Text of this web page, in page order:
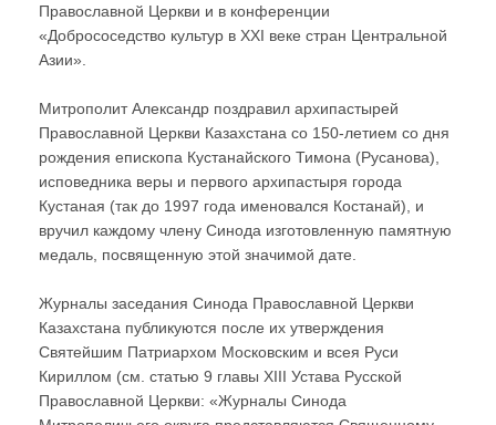
Православной Церкви и в конференции
«Добрососедство культур в XXI веке стран Центральной
Азии».
Митрополит Александр поздравил архипастырей
Православной Церкви Казахстана со 150-летием со дня
рождения епископа Кустанайского Тимона (Русанова),
исповедника веры и первого архипастыря города
Кустаная (так до 1997 года именовался Костанай), и
вручил каждому члену Синода изготовленную памятную
медаль, посвященную этой значимой дате.
Журналы заседания Синода Православной Церкви
Казахстана публикуются после их утверждения
Святейшим Патриархом Московским и всея Руси
Кириллом (см. статью 9 главы XIII Устава Русской
Православной Церкви: «Журналы Синода